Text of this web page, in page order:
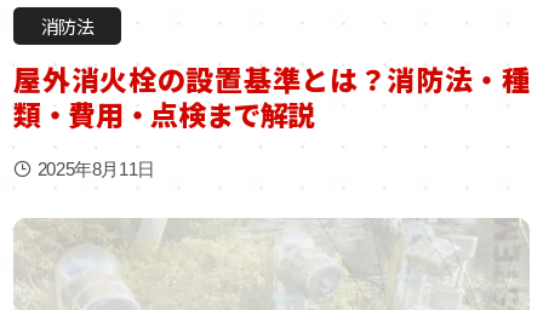
消防法
屋外消火栓の設置基準とは？消防法・種
類・費用・点検まで解説
2025年8月11日